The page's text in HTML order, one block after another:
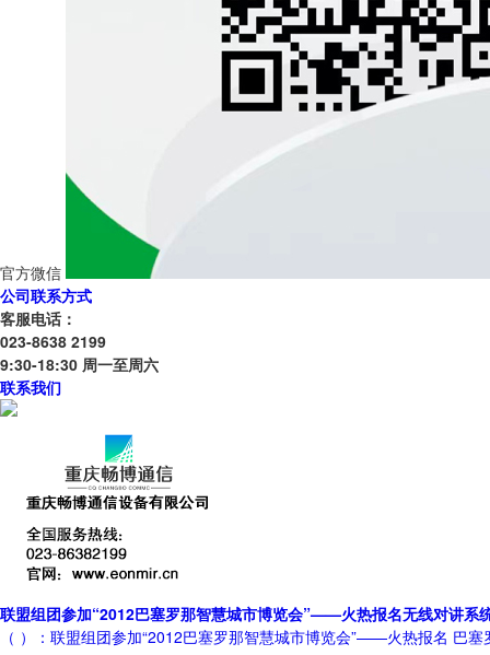
官方微信
公司联系方式
客服电话：
023-8638 2199
9:30-18:30 周一至周六
联系我们
联盟组团参加“2012巴塞罗那智慧城市博览会”——火热报名无线对讲系
（ ）：联盟组团参加“2012巴塞罗那智慧城市博览会”——火热报名 巴